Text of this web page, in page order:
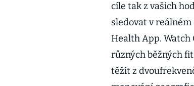
cíle tak z vašich
sledovat v
Health App. Watch
různých běžných
těžit z